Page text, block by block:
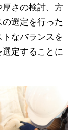
さの検討、方
選定を行った
なバランスを
定することに